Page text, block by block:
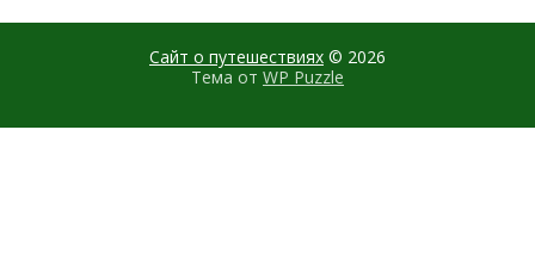
Сайт о путешествиях © 2026
Тема от WP Puzzle